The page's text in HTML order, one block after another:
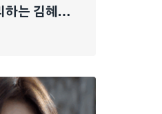
하는 김혜수
니 ➔ 연쇄